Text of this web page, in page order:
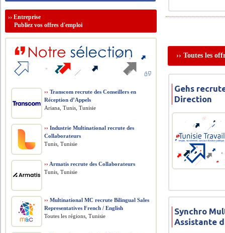
›› Toutes les
Gehs
Direction
Synchro
Assistante
››Entreprise
Publiez vos offres d'emploi
›› Transcom recrute des Conseillers en
Réception d’Appels
Ariana, Tunis, Tunisie
›› Industrie Multinational recrute des
Collaborateurs
Tunis, Tunisie
›› Armatis recrute des Collaborateurs
Tunis, Tunisie
›› Multinational MC recrute Bilingual Sales
Representatives French / English
Toutes les régions, Tunisie